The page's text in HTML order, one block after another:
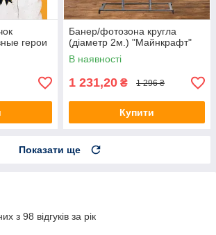
герои
Банер/фотозона кругла
(діаметр 2м.) "Майнкрафт"
В наявності
1 231,20 ₴ 1 296 ₴
Купити
Показати ще
з 98 відгуків за рік